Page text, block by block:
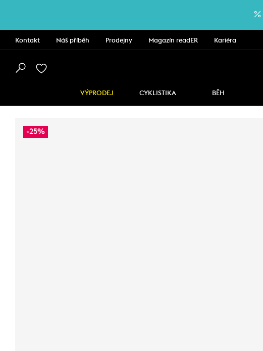
Kontakt Náš příběh Prodejny Magazín readER Kariéra
VÝPRODEJ CYKLISTIKA BĚH
-25%